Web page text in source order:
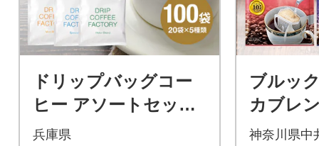
ドリップバッグコー
ヒー アソートセット
5種 100袋 飲み比べ
兵庫県
ブルッ
カブレ
アンブ
神奈川県中